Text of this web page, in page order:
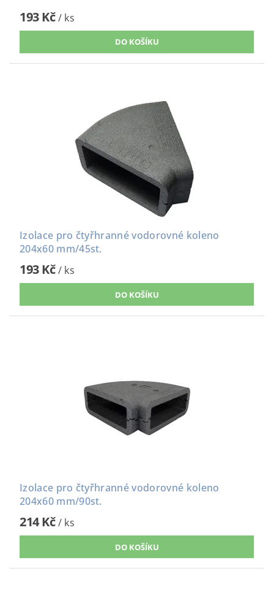
193 Kč/ ks
Izolace pro čtyřhranné vodorovné koleno
204x60 mm/45st.
193 Kč/ ks
Izolace pro čtyřhranné vodorovné koleno
204x60 mm/90st.
214 Kč/ ks